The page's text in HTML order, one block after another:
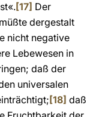
[17] Der
dergestalt
nicht negative
Lebewesen in
daß der
universalen
[18] daß